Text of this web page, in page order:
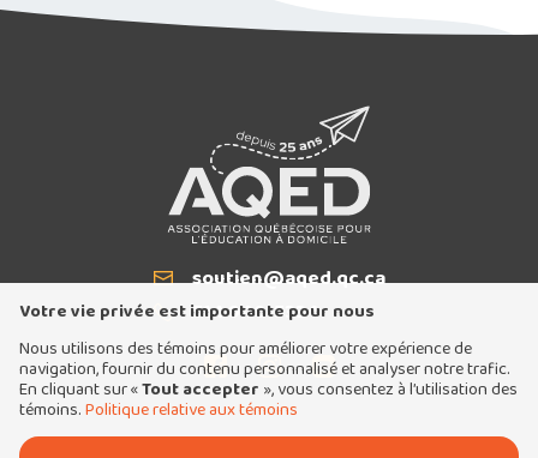
Courriel
soutien@aqed.qc.ca
T
514 940-5334
Votre vie privée est importante pour nous
Nous utilisons des témoins pour améliorer votre expérience de
navigation, fournir du contenu personnalisé et analyser notre trafic.
En cliquant sur «Tout accepter », vous consentez à l’utilisation des
témoins.Politique relative aux témoins